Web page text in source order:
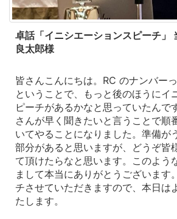
卓話「イニシエーションスピーチ」
良太郎様
皆さんこんにちは。RC のナンバー
ということで、もっと後のほうにイ
ピーチがあるかなと思っていたんで
さんが早く聞きたいと言うことで順
いてやることになりました。準備が
部分があると思いますが、どうぞ皆
て頂けたらなと思います。このよう
まして本当にありがとうございます
チさせていただきますので、本日は
たします。